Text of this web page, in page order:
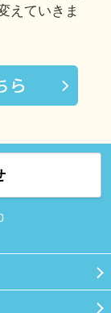
えていきま